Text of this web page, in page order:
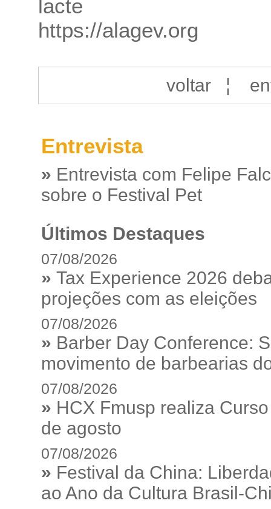
lacte
https://alagev.org
voltar¦
Entrevista
» Entrevista com Felipe
sobre o Festival Pet
Últimos Destaques
07/08/2026
» Tax Experience 2026
projeções com as eleições
07/08/2026
» Barber Day Conference:
movimento de barbearias
07/08/2026
» HCX Fmusp realiza
de agosto
07/08/2026
» Festival da China:
ao Ano da Cultura Brasil-